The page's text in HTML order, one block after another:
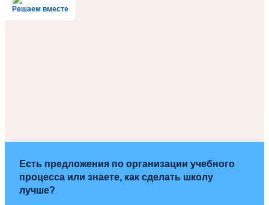
Решаем вместе
Есть предложения по организации учебного
процесса или знаете, как сделать школу
лучше?